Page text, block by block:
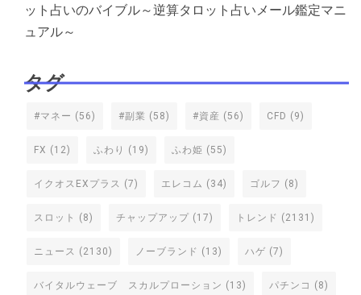
ット占いのバイブル～逆算タロット占いメール鑑定マニ
ュアル～
タグ
#マネー (56) #副業 (58) #資産 (56) CFD (9)
FX (12) ふわり (19) ふわ姫 (55)
イクオスEXプラス (7) エレコム (34) ゴルフ (8)
スロット (8) チャップアップ (17) トレンド (2131)
ニュース (2130) ノーブランド (13) ハゲ (7)
バイタルウェーブ スカルプローション (13) パチンコ (8)